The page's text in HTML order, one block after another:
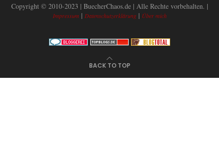
Copyright © 2010-2023 | BuecherChaos.de | Alle Rechte vorbehalten. |
Impressum | Datenschutzerklärung| Über mich
BACK TO TOP